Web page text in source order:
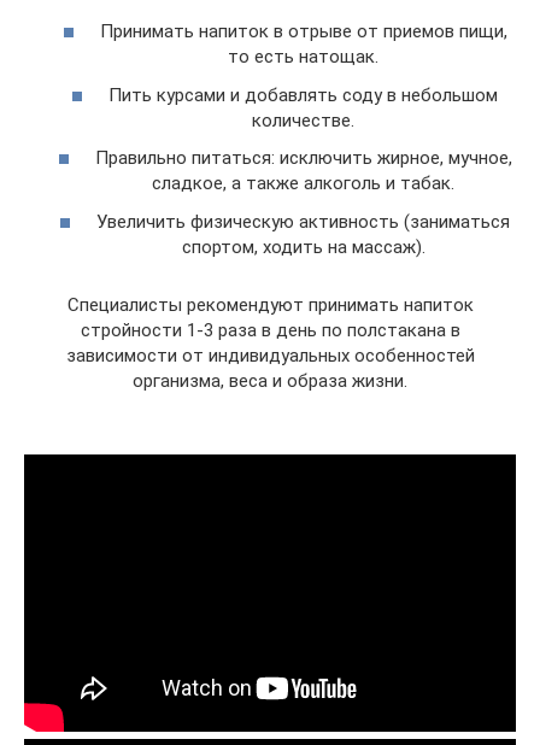
Принимать напиток в отрыве от приемов пищи,
то есть натощак.
Пить курсами и добавлять соду в небольшом
количестве.
Правильно питаться: исключить жирное, мучное,
сладкое, а также алкоголь и табак.
Увеличить физическую активность (заниматься
спортом, ходить на массаж).
Специалисты рекомендуют принимать напиток
стройности 1-3 раза в день по полстакана в
зависимости от индивидуальных особенностей
организма, веса и образа жизни.